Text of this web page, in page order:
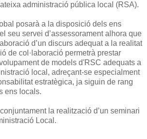
administració pública local (RSA).
posarà a la disposició dels ens
seu servei d’assessorament alhora que
d’un discurs adequat a la realitat
de col·laboració permetrà prestar
de models d'RSC adequats a
local, adreçant-se especialment
estratègica, ja siguin de rang
ens locals.
la realització d’un seminari
Local.